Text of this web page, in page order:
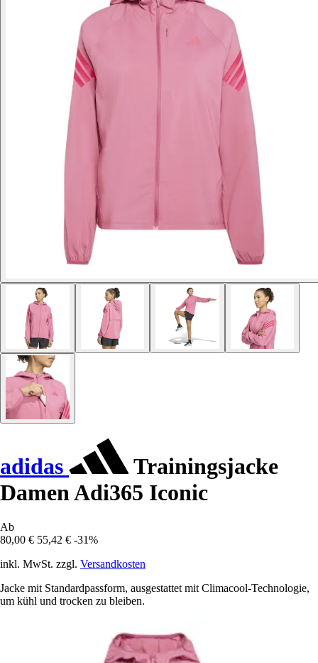
adidas
Trainingsjacke
Damen Adi365 Iconic
Ab
80,00 € 55,42 € -31%
inkl. MwSt. zzgl. Versandkosten
Jacke mit Standardpassform, ausgestattet mit Climacool-Technologie,
um kühl und trocken zu bleiben.